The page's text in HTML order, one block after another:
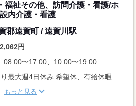
福祉その他、訪問介護・看護/ホ
内介護・看護
郡遠賀町 / 遠賀川駅
円
08:00〜17:00、10:00〜19:00
もっと見る